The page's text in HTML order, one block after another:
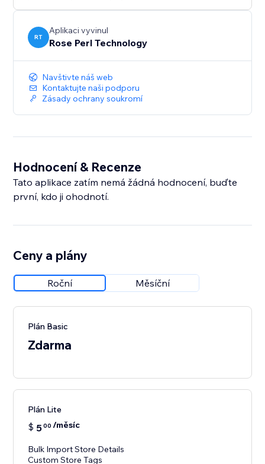
RT
Aplikaci vyvinul
Rose Perl Technology
Navštivte náš web
Kontaktujte naši podporu
Zásady ochrany soukromí
Hodnocení & Recenze
Tato aplikace zatím nemá žádná hodnocení, buďte
první, kdo ji ohodnotí.
Ceny a plány
Roční Měsíční
Plán Basic
Zdarma
Plán Lite
$ 500 /měsíc
Bulk Import Store Details
Custom Store Tags